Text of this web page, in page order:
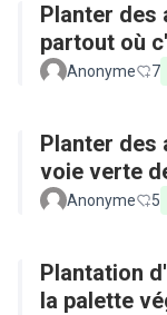
Planter des
partout où
Anonyme 7
Planter des
voie verte
Anonyme 5
Plantation
la palette